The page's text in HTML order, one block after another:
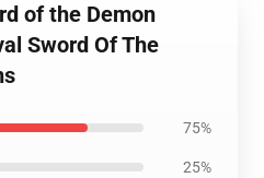
of the Demon
Sword Of The
75%
25%